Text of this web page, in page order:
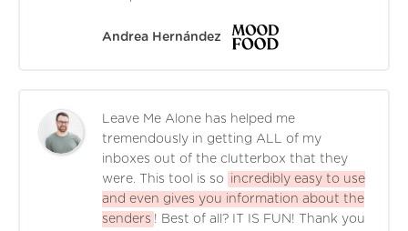
Andrea Hernández
Leave Me Alone has helped me
tremendously in getting ALL of my
inboxes out of the clutterbox that they
were. This tool is so
incredibly easy to use
and even gives you information about the
senders ! Best of all? IT IS FUN! Thank you